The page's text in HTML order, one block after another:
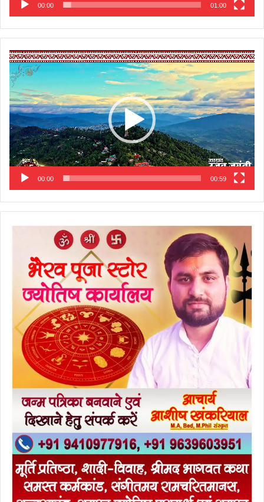
00:00 01:00
Video
Player
00:00 00:59